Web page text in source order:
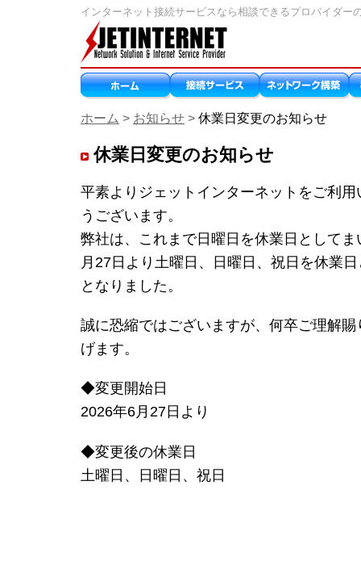
インターネット接続サービスなら相談できるプロバイダー
ホーム > お知らせ > 休業日変更のお知らせ
休業日変更のお知らせ
平素よりジェットインターネットをご利
うございます。
弊社は、これまで日曜日を休業日として
月27日より土曜日、日曜日、祝日を休業
となりました。
誠に恐縮ではございますが、何卒ご理解
げます。
◆変更開始日
2026年6月27日より
◆変更後の休業日
土曜日、日曜日、祝日